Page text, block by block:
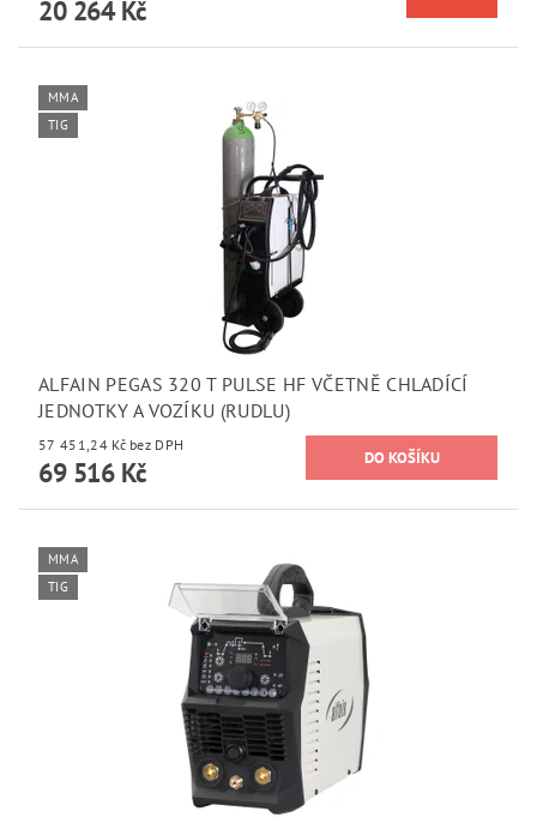
20 264 Kč
MMA
TIG
ALFAIN PEGAS 320 T PULSE HF VČETNĚ CHLADÍCÍ
JEDNOTKY A VOZÍKU (RUDLU)
57 451,24 Kč bez DPH
69 516 Kč
MMA
TIG